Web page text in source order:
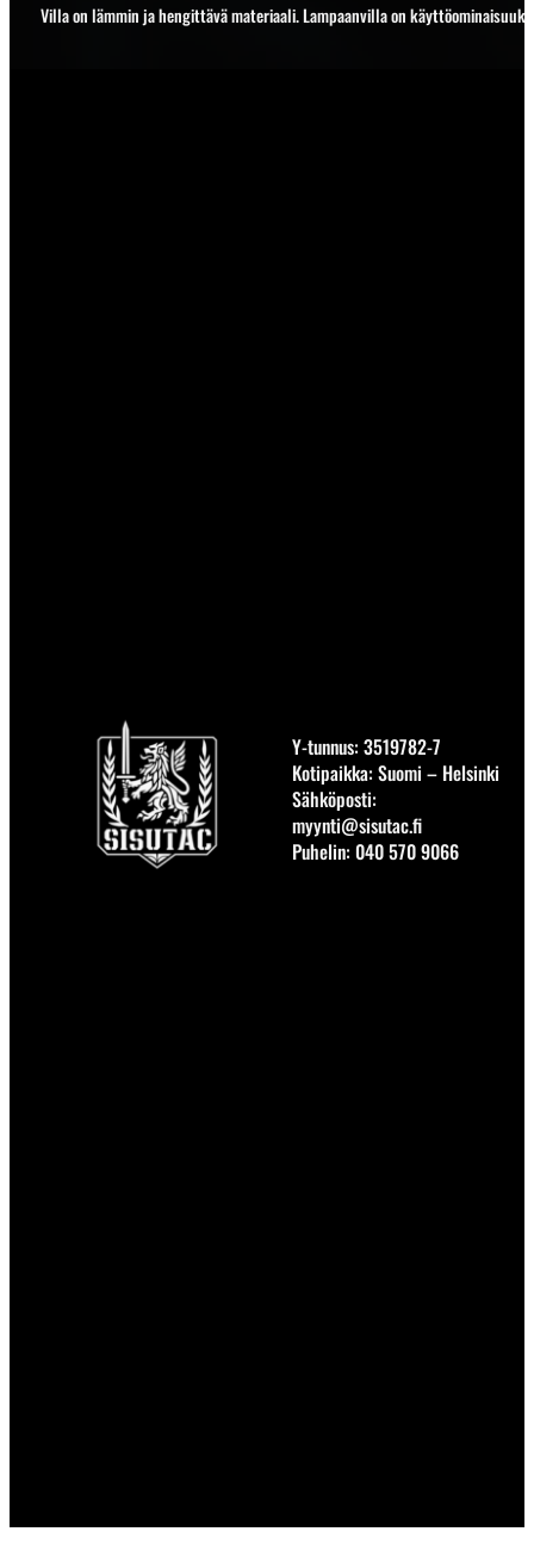
Villa on lämmin ja hengittävä materiaali. Lampaanvilla on
Y-tunnus: 3519782-7
Kotipaikka: Suomi – Helsinki
Sähköposti:
myynti@sisutac.fi
Puhelin: 040 570 9066